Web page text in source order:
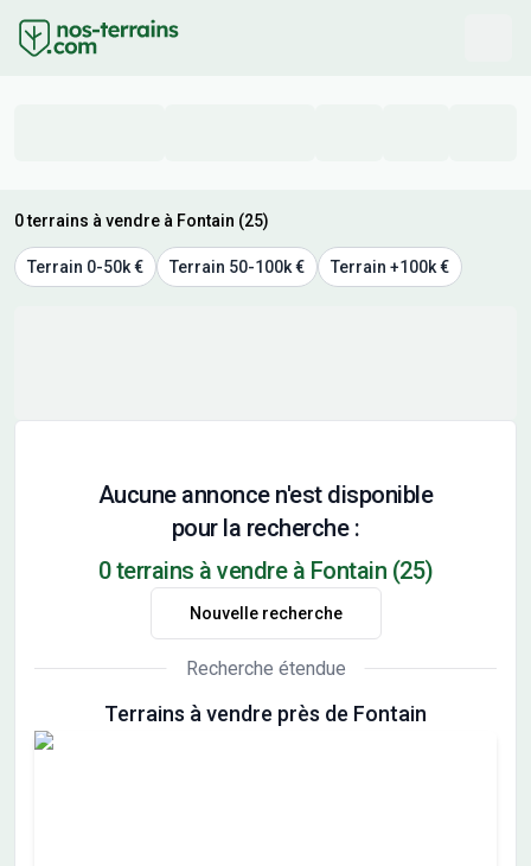
0 terrains à vendre à Fontain (25)
Terrain 0-50k € Terrain 50-100k € Terrain +100k €
Aucune annonce n'est disponible
pour la recherche :
0 terrains à vendre à Fontain (25)
Nouvelle recherche
Recherche étendue
Terrains à vendre près de Fontain